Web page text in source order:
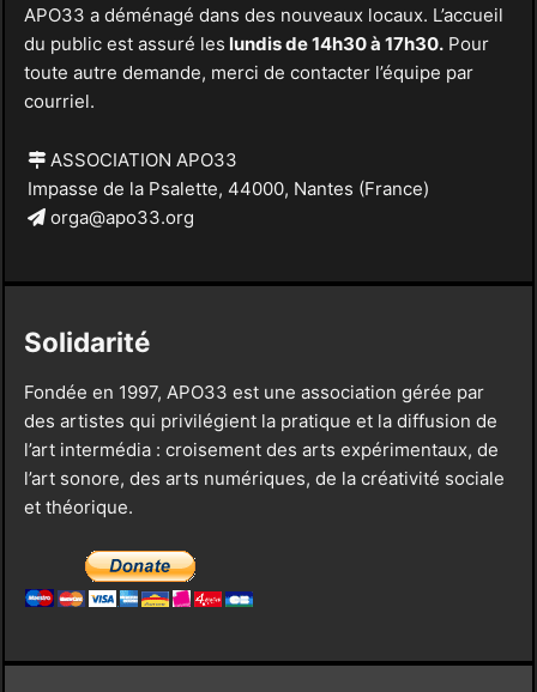
APO33 a déménagé dans des nouveaux locaux. L’accueil
du public est assuré les lundis de 14h30 à 17h30.Pour
toute autre demande, merci de contacter l’équipe par
courriel.
ASSOCIATION APO33
Impasse de la Psalette, 44000, Nantes (France)
orga@apo33.org
Solidarité
Fondée en 1997, APO33 est une association gérée par
des artistes qui privilégient la pratique et la diffusion de
l’art intermédia : croisement des arts expérimentaux, de
l’art sonore, des arts numériques, de la créativité sociale
et théorique.